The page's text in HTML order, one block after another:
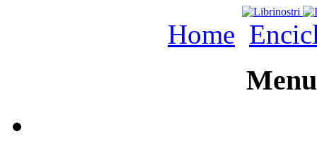
Home